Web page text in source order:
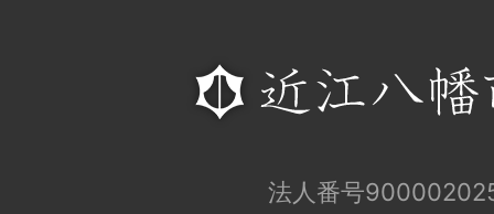
法人番号